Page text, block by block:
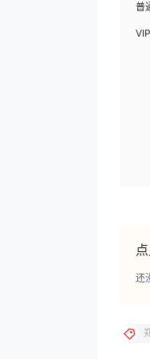
普
还